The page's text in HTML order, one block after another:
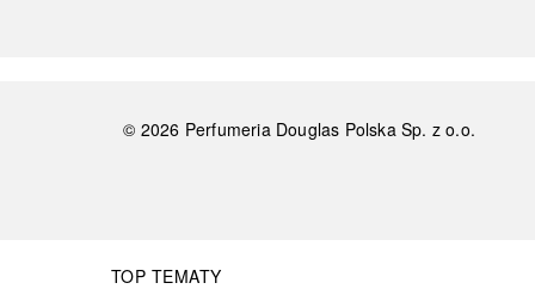
© 2026 Perfumeria Douglas Polska Sp. z o.o.
TOP TEMATY